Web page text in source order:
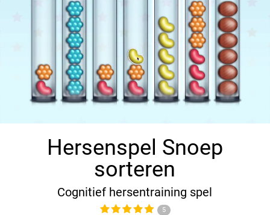
Hersenspel Snoep
sorteren
Cognitief hersentraining spel
5